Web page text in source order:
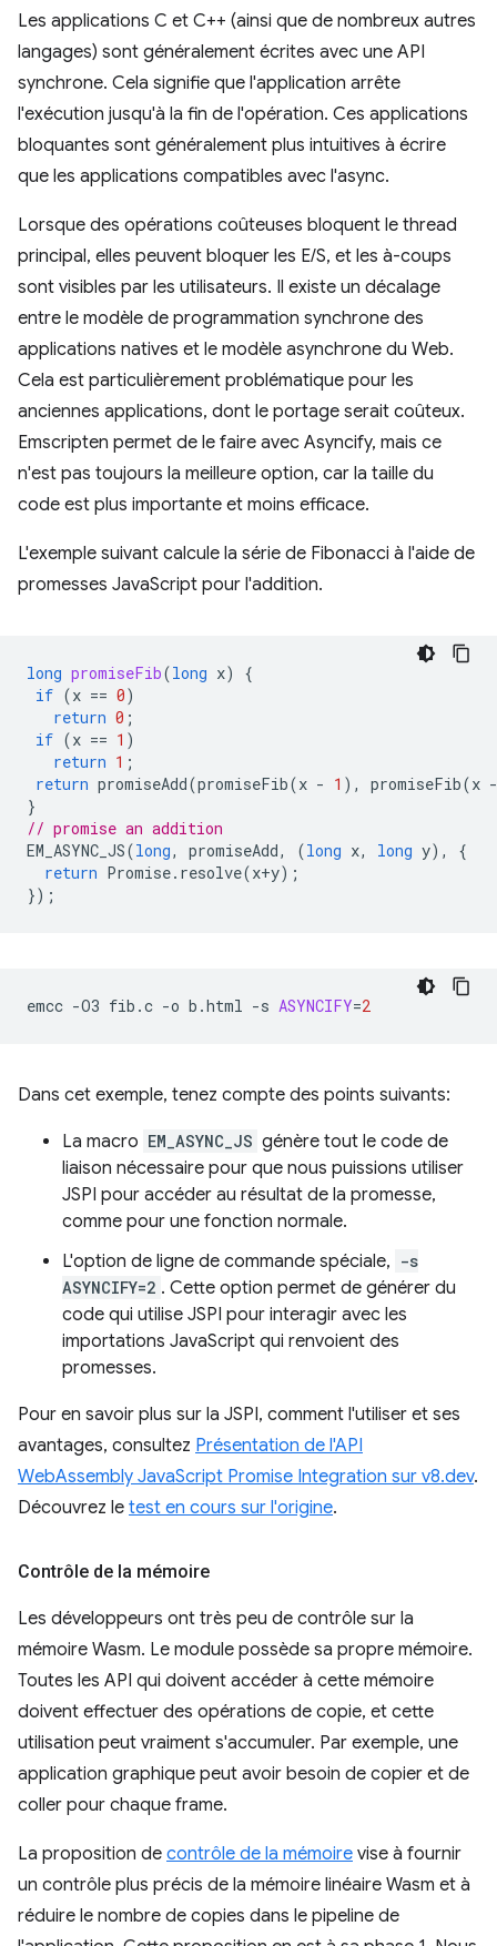
Les applications C et C++ (ainsi que de nombreux autres
langages) sont généralement écrites avec une API
synchrone. Cela signifie que l'application arrête
l'exécution jusqu'à la fin de l'opération. Ces applications
bloquantes sont généralement plus intuitives à écrire
que les applications compatibles avec l'async.
Lorsque des opérations coûteuses bloquent le thread
principal, elles peuvent bloquer les E/S, et les à-coups
sont visibles par les utilisateurs. Il existe un décalage
entre le modèle de programmation synchrone des
applications natives et le modèle asynchrone du Web.
Cela est particulièrement problématique pour les
anciennes applications, dont le portage serait coûteux.
Emscripten permet de le faire avec Asyncify, mais ce
n'est pas toujours la meilleure option, car la taille du
code est plus importante et moins efficace.
L'exemple suivant calcule la série de Fibonacci à l'aide de
promesses JavaScript pour l'addition.
long promiseFib(long x)
{
if (x == 0)
return 0 ;
if (x == 1 )
return 1 ;
return promiseAdd(promiseFib(x - 1 ), promiseFib(x -
}
// promise an addition
EM_ASYNC_JS(long, promiseAdd, (long x, long y),
{
return Promise. resolve(x+y);
});
emcc -O3 fib.c -o b.html -s ASYNCIFY=2
Dans cet exemple, tenez compte des points suivants:
La macro EM_ASYNC_JS génère tout le code de
liaison nécessaire pour que nous puissions utiliser
JSPI pour accéder au résultat de la promesse,
comme pour une fonction normale.
L'option de ligne de commande spéciale, -s
ASYNCIFY=2 . Cette option permet de générer du
code qui utilise JSPI pour interagir avec les
importations JavaScript qui renvoient des
promesses.
Pour en savoir plus sur la JSPI, comment l'utiliser et ses
avantages, consultez Présentation de l'API
WebAssembly JavaScript Promise Integration sur v8.dev.
Découvrez le test en cours sur l'origine.
Contrôle de la mémoire
Les développeurs ont très peu de contrôle sur la
mémoire Wasm. Le module possède sa propre mémoire.
Toutes les API qui doivent accéder à cette mémoire
doivent effectuer des opérations de copie, et cette
utilisation peut vraiment s'accumuler. Par exemple, une
application graphique peut avoir besoin de copier et de
coller pour chaque frame.
La proposition de contrôle de la mémoire vise à fournir
un contrôle plus précis de la mémoire linéaire Wasm et à
réduire le nombre de copies dans le pipeline de